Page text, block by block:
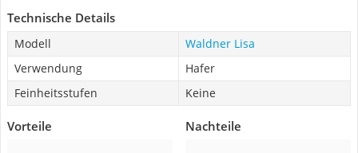
Technische Details
Modell
Waldner Lisa
Verwendung
Hafer
Feinheitsstufen
Keine
Vorteile Nachteile